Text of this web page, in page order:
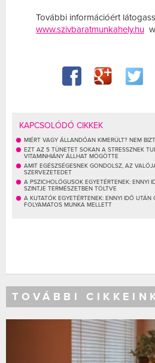
További információért
www.szivbaratmunkahely.hu
KAPCSOLÓDÓ CIKKEK
MIÉRT VAGY ÁLLANDÓAN KIMERÜLT? NEM
EZT AZ 5 TÜNETET SOKAN A STRESSZNEK
VITAMINHIÁNY ÁLLHAT MÖGÖTTE
AMIT EGÉSZSÉGESNEK GONDOLSZ, AZ
SZERVEZETEDET
A PSZICHOLÓGUSOK EGYETÉRTENEK: ENNYI
SZINTJE TERMÉSZETBEN TÖLTVE
A KUTATÓK EGYETÉRTENEK: ENNYI IDŐ
FOLYAMATOS MUNKA MELLETT
TOVÁBBI